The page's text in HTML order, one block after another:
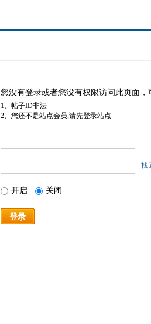
您没有登录或者您没有权限访问此页面
1、帖子ID非法
2、您还不是站点会员,请先登录站点
找
开启 关闭
登录